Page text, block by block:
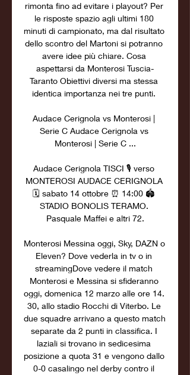
rimonta fino ad evitare i playout? Per
le risposte spazio agli ultimi 180
minuti di campionato, ma dal risultato
dello scontro del Martoni si potranno
avere idee più chiare. Cosa
aspettarsi da Monterosi Tuscia-
Taranto Obiettivi diversi ma stessa
identica importanza nei tre punti.
Audace Cerignola vs Monterosi |
Serie C Audace Cerignola vs
Monterosi | Serie C ...
Audace Cerignola TISCI 🎙️ verso
MONTEROSI AUDACE CERIGNOLA
🗓️ sabato 14 ottobre ⏰ 14:00 🏟️
STADIO BONOLIS TERAMO.
Pasquale Maffei e altri 72.
Monterosi Messina oggi, Sky, DAZN o
Eleven? Dove vederla in tv o in
streamingDove vedere il match
Monterosi e Messina si sfideranno
oggi, domenica 12 marzo alle ore 14.
30, allo stadio Rocchi di Viterbo. Le
due squadre arrivano a questo match
separate da 2 punti in classifica. I
laziali si trovano in sedicesima
posizione a quota 31 e vengono dallo
0-0 casalingo nel derby contro il